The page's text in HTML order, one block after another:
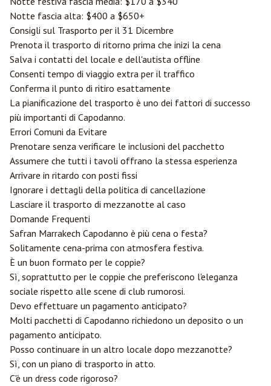
Notte fascia alta: $400 a $650+
Consigli sul Trasporto per il 31 Dicembre
Prenota il trasporto di ritorno prima che inizi la cena
Salva i contatti del locale e dell'autista offline
Consenti tempo di viaggio extra per il traffico
Conferma il punto di ritiro esattamente
La pianificazione del trasporto è uno dei fattori di successo
più importanti di Capodanno.
Errori Comuni da Evitare
Prenotare senza verificare le inclusioni del pacchetto
Assumere che tutti i tavoli offrano la stessa esperienza
Arrivare in ritardo con posti fissi
Ignorare i dettagli della politica di cancellazione
Lasciare il trasporto di mezzanotte al caso
Domande Frequenti
Safran Marrakech Capodanno è più cena o festa?
Solitamente cena-prima con atmosfera festiva.
È un buon formato per le coppie?
Sì, soprattutto per le coppie che preferiscono l'eleganza
sociale rispetto alle scene di club rumorosi.
Devo effettuare un pagamento anticipato?
Molti pacchetti di Capodanno richiedono un deposito o un
pagamento anticipato.
Posso continuare in un altro locale dopo mezzanotte?
Sì, con un piano di trasporto in atto.
C'è un dress code rigoroso?